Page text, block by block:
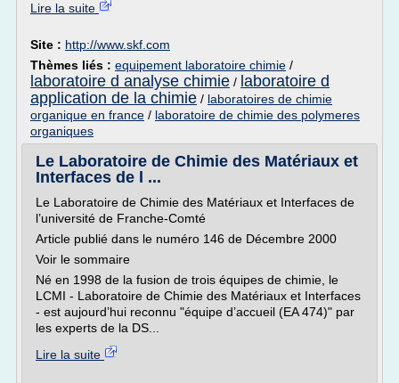
Lire la suite
Site : http://www.skf.com
Thèmes liés : equipement laboratoire chimie /
laboratoire d analyse chimie / laboratoire d
application de la chimie / laboratoires de chimie
organique en france / laboratoire de chimie des polymeres
organiques
Le Laboratoire de Chimie des Matériaux et
Interfaces de l ...
Le Laboratoire de Chimie des Matériaux et Interfaces de
l’université de Franche-Comté
Article publié dans le numéro 146 de Décembre 2000
Voir le sommaire
Né en 1998 de la fusion de trois équipes de chimie, le
LCMI - Laboratoire de Chimie des Matériaux et Interfaces
- est aujourd’hui reconnu "équipe d’accueil (EA 474)" par
les experts de la DS...
Lire la suite